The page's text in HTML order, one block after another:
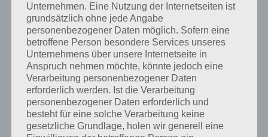
Unternehmen. Eine Nutzung der Internetseiten ist
grundsätzlich ohne jede Angabe
personenbezogener Daten möglich. Sofern eine
betroffene Person besondere Services unseres
Unternehmens über unsere Internetseite in
Anspruch nehmen möchte, könnte jedoch eine
Verarbeitung personenbezogener Daten
erforderlich werden. Ist die Verarbeitung
personenbezogener Daten erforderlich und
besteht für eine solche Verarbeitung keine
gesetzliche Grundlage, holen wir generell eine